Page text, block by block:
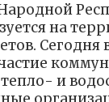
на
Сегодня
и